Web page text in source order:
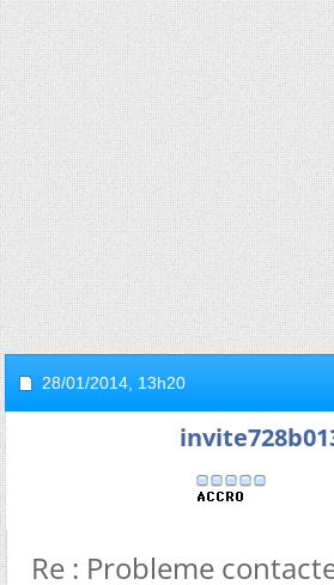
28/01/2014, 13h20
Re : Probleme